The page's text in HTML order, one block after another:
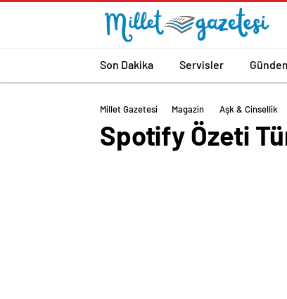
Son Dakika Servisler
Millet Gazetesi Magazin Aşk & Cinsellik
Spotify Özeti